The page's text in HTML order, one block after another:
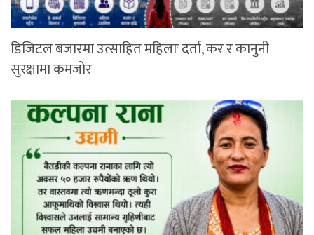
डिजिटल बजारमा उत्साहित महिलाः दर्ता, कर र कानुनी
सुरक्षामा कमजोर